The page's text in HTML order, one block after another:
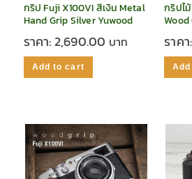
กริป Fuji X100VI สีเงิน Metal
Hand Grip Silver Yuwood
ราคา:2,690.00
Add to cart
กริปไ
ราค